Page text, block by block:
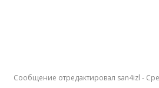
Сообщение отредактировал san4izl -